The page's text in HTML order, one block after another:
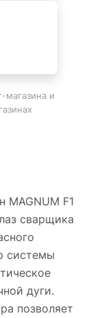
магазина и
F1
сварщика
системы
дуги.
позволяет